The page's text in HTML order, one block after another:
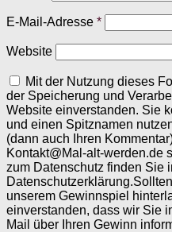
E-Mail-Adresse *
Website
Mit der Nutzung dieses
der Speicherung und
Website einverstanden. Sie
und einen Spitznamen
(dann auch Ihren
Kontakt@Mal-alt-werden.de
zum Datenschutz finden Sie
unserem Gewinnspiel
einverstanden, dass wir Sie
Mail über Ihren Gewinn